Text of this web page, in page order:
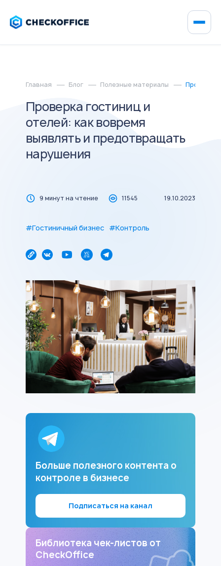
Главная Блог Полезные материалы Проверка
Проверка гостиниц и
отелей: как вовремя
выявлять и предотвращать
нарушения
9 минут на чтение 11545 19.10.2023
#Гостиничный бизнес #Контроль
Больше полезного контента о
контроле в бизнесе
Подписаться на канал
Библиотека чек-листов от
CheckOffice